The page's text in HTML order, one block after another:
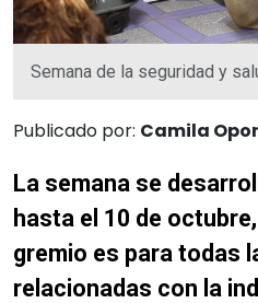
Semana de la seguridad y
Publicado por: Camila
La semana se
hasta el 10 de
gremio es para todas
relacionadas con la